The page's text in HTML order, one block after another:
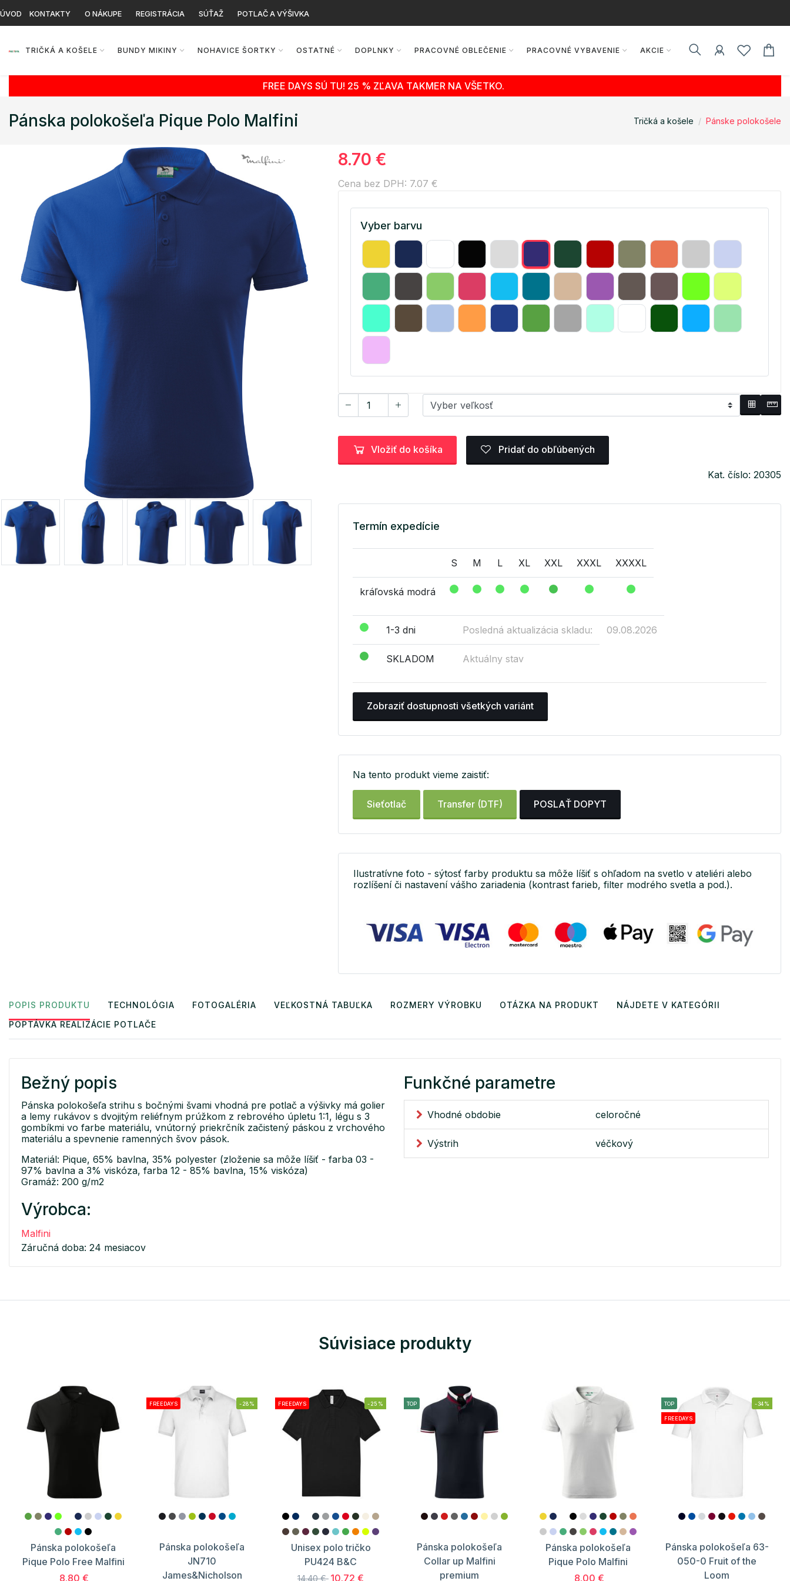
ÚVOD KONTAKTY O NÁKUPE REGISTRÁCIA SÚŤAŽ POTLAČ A VÝŠIVKA
TRIČKÁ A KOŠELE BUNDY MIKINY NOHAVICE ŠORTKY OSTATNÉ DOPLNKY PRACOVNÉ OBLEČENIE PRACOVNÉ VYBAVENIE AKCIE
FREE DAYS SÚ TU! 25 % ZĽAVA TAKMER NA VŠETKO.
Pánska polokošeľa Pique Polo Malfini Tričká a košele Pánske polokošele
8.70 €
Cena bez DPH: 7.07 €
Vyber barvu
Vložiť do košíka Pridať do obľúbených
Kat. číslo: 20305
Termín expedície
S M L XL XXL XXXL XXXXL
kráľovská modrá
1-3 dni Posledná aktualizácia skladu: 09.08.2026
SKLADOM Aktuálny stav
Zobraziť dostupnosti všetkých variánt
Na tento produkt vieme zaistiť:
Sieťotlač Transfer (DTF) POSLAŤ DOPYT
Ilustratívne foto - sýtosť farby produktu sa môže líšiť s ohľadom na svetlo v ateliéri alebo
rozlíšení či nastavení vášho zariadenia (kontrast farieb, filter modrého svetla a pod.).
POPIS PRODUKTU TECHNOLÓGIA FOTOGALÉRIA VEĽKOSTNÁ TABUĽKA ROZMERY VÝROBKU OTÁZKA NA PRODUKT
NÁJDETE V KATEGÓRII
POPTÁVKA REALIZÁCIE POTLAČE
Bežný popis
Pánska polokošeľa strihu s bočnými švami vhodná pre potlač a výšivky má golier
a lemy rukávov s dvojitým reliéfnym prúžkom z rebrového úpletu 1:1, légu s 3
gombíkmi vo farbe materiálu, vnútorný priekrčník začistený páskou z vrchového
materiálu a spevnenie ramenných švov pások.
Materiál: Pique, 65% bavlna, 35% polyester (zloženie sa môže líšiť - farba 03 -
97% bavlna a 3% viskóza, farba 12 - 85% bavlna, 15% viskóza)
Gramáž: 200 g/m2
Výrobca:
Malfini
Záručná doba: 24 mesiacov
Funkčné parametre
Vhodné obdobie celoročné
Výstrih véčkový
Súvisiace produkty
Pánska polokošeľa
Pique Polo Free Malfini
8.80 €
FREEDAYS -28%
Pánska polokošeľa
JN710
James&Nicholson
FREEDAYS -25%
Unisex polo tričko
PU424 B&C
14.40 € 10.72 €
TOP
Pánska polokošeľa
Collar up Malfini
premium
Pánska polokošeľa
Pique Polo Malfini
8.00 €
TOP
FREEDAYS
-34%
Pánska polokošeľa 63-
050-0 Fruit of the
Loom